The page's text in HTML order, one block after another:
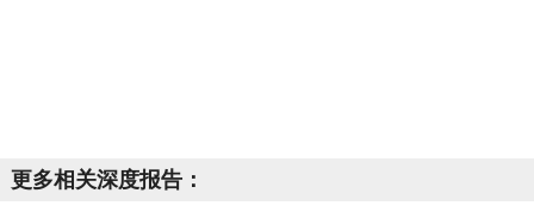
更多相关深度报告：